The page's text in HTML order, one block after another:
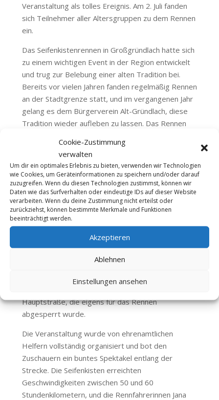
Cookie-Zustimmung
verwalten
Um dir ein optimales Erlebnis zu bieten, verwenden wir Technologien
wie Cookies, um Geräteinformationen zu speichern und/oder darauf
zuzugreifen. Wenn du diesen Technologien zustimmst, können wir
Daten wie das Surfverhalten oder eindeutige IDs auf dieser Website
verarbeiten. Wenn du deine Zustimmung nicht erteilst oder
zurückziehst, können bestimmte Merkmale und Funktionen
beeinträchtigt werden.
Akzeptieren
Ablehnen
Einstellungen ansehen
Veranstaltung als tolles Ereignis. Am 2. Juli fanden
sich Teilnehmer aller Altersgruppen zu dem Rennen
ein.
Das Seifenkistenrennen in Großgründlach hatte sich
zu einem wichtigen Event in der Region entwickelt
und trug zur Belebung einer alten Tradition bei.
Bereits vor vielen Jahren fanden regelmäßig Rennen
an der Stadtgrenze statt, und im vergangenen Jahr
gelang es dem Bürgerverein Alt-Gründlach, diese
Tradition wieder aufleben zu lassen. Das Rennen
stattfindenden Dorffests veranstaltet.
Das 2. Gründlacher Seifenkistenrennen war ein
großer Erfolg und wurde aufgrund dessen auch in
diesem Jahr erneut ausgerichtet. Erstmals nahmen
auch Profis teil, die zusammen mit den Teams der
Gründlacher Vereine und Gruppen um den Titel des
Bayerischen Meisters kämpften. Dank der
Kooperation mit dem Deutschen Seifenkisten
Bayerischen Meisterschaft organisiert. Die
Entscheidung über den Meister fiel in
Hauptstraße, die eigens für das Rennen
abgesperrt wurde.
Die Veranstaltung wurde von ehrenamtlichen
Helfern vollständig organisiert und bot den
Zuschauern ein buntes Spektakel entlang der
Strecke. Die Seifenkisten erreichten
Geschwindigkeiten zwischen 50 und 60
Stundenkilometern, und die Rennfahrerinnen Jana